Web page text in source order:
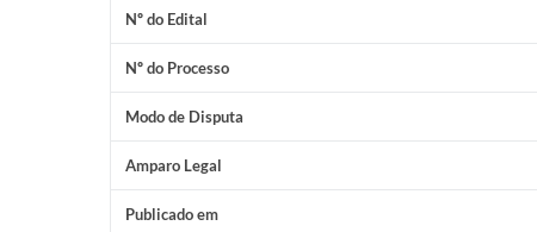
Nº do Edital
Nº do Processo
Modo de Disputa
Amparo Legal
Publicado em